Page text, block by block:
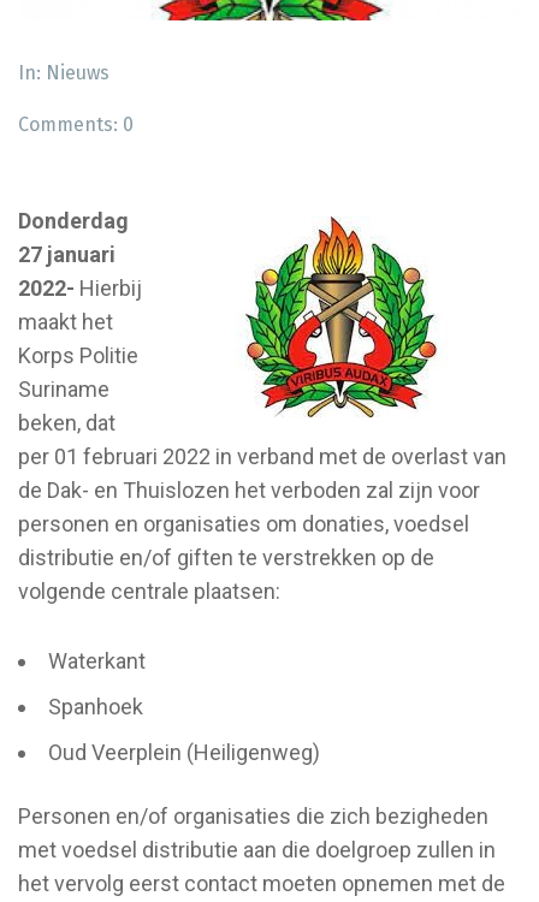
In: Nieuws
Comments: 0
Donderdag
27 januari
2022- Hierbij
maakt het
Korps Politie
Suriname
beken, dat
per 01 februari 2022 in verband met de overlast van
de Dak- en Thuislozen het verboden zal zijn voor
personen en organisaties om donaties, voedsel
distributie en/of giften te verstrekken op de
volgende centrale plaatsen:
Waterkant
Spanhoek
Oud Veerplein (Heiligenweg)
Personen en/of organisaties die zich bezigheden
met voedsel distributie aan die doelgroep zullen in
het vervolg eerst contact moeten opnemen met de